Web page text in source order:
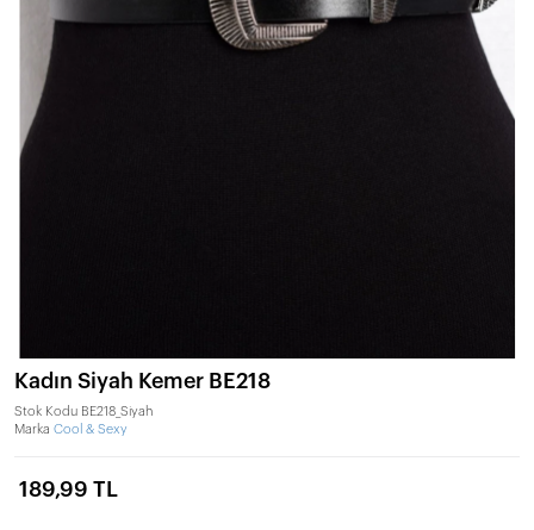
Kadın Siyah Kemer BE218
Stok Kodu BE218_Siyah
Marka Cool & Sexy
189,99 TL